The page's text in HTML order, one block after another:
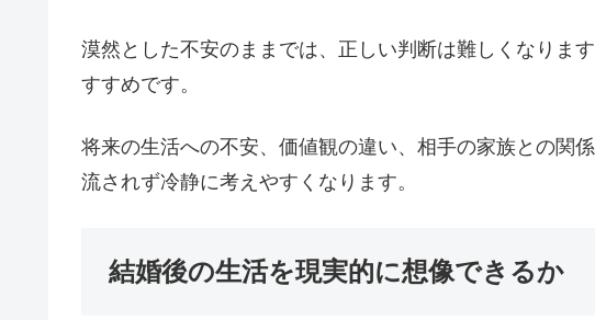
漠然とした不安のままでは、正しい判断は難しくなりま
すすめです。
将来の生活への不安、価値観の違い、相手の家族との関
流されず冷静に考えやすくなります。
結婚後の生活を現実的に想像できるか